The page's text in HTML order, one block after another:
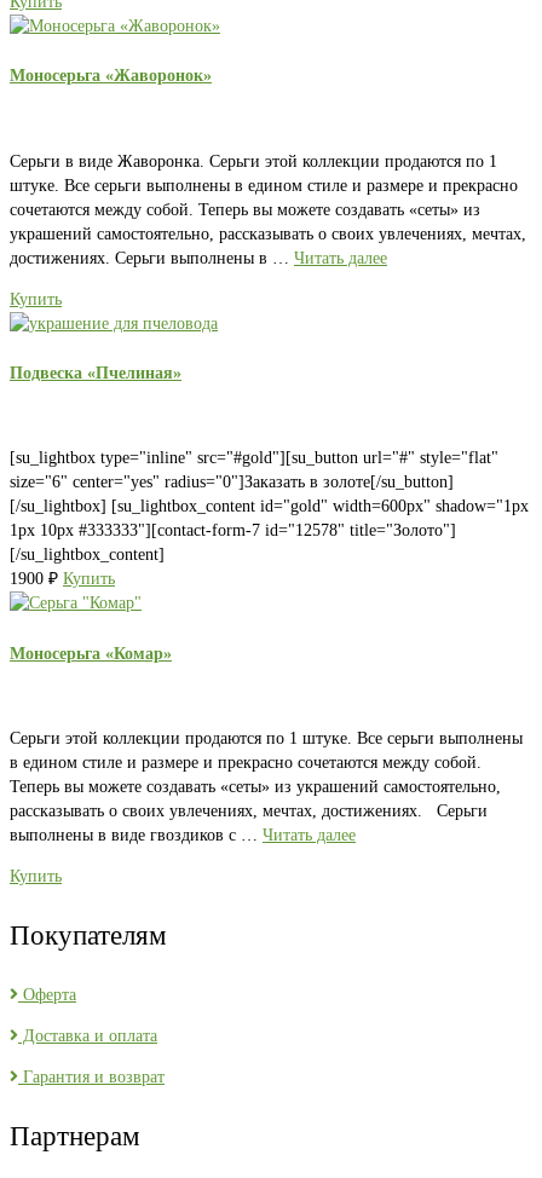
Моносерьга «Жаворонок»
Серьги в виде Жаворонка. Серьги этой коллекции продаются по 1
штуке. Все серьги выполнены в едином стиле и размере и прекрасно
сочетаются между собой. Теперь вы можете создавать «сеты» из
украшений самостоятельно, рассказывать о своих увлечениях, мечтах,
достижениях. Серьги выполнены в … Читать далее
Купить
Подвеска «Пчелиная»
[su_lightbox type="inline" src="#gold"][su_button url="#" style="flat"
size="6" center="yes" radius="0"]Заказать в золоте[/su_button]
[/su_lightbox] [su_lightbox_content id="gold" width=600px" shadow="1px
1px 10px #333333"][contact-form-7 id="12578" title="Золото"]
[/su_lightbox_content]
1900 ₽ Купить
Моносерьга «Комар»
Серьги этой коллекции продаются по 1 штуке. Все серьги выполнены
в едином стиле и размере и прекрасно сочетаются между собой.
Теперь вы можете создавать «сеты» из украшений самостоятельно,
рассказывать о своих увлечениях, мечтах, достижениях. Серьги
выполнены в виде гвоздиков с … Читать далее
Купить
Покупателям
Оферта
Доставка и оплата
Гарантия и возврат
Партнерам